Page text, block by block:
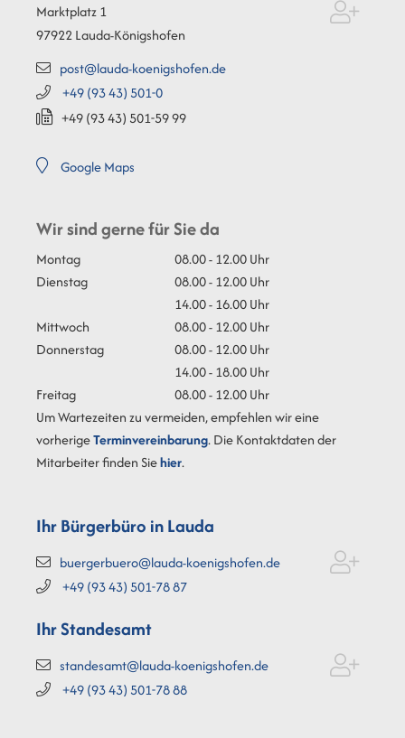
Marktplatz 1
97922Lauda-Königshofen
post@lauda-koenigshofen.de
+49 (9343) 501-0
+49 (9343) 501-5999
Google Maps
Wir sind gerne für Sie da
Montag
08.00 - 12.00 Uhr
Dienstag
08.00 - 12.00 Uhr
14.00 - 16.00 Uhr
Mittwoch
08.00 - 12.00 Uhr
Donnerstag
08.00 - 12.00 Uhr
14.00 - 18.00 Uhr
Freitag
08.00 - 12.00 Uhr
Um Wartezeiten zu vermeiden, empfehlen wir eine
vorherigeTerminvereinbarung. Die Kontaktdaten der
Mitarbeiter finden Siehier.
Ihr Bürgerbüro in Lauda
buergerbuero@lauda-koenigshofen.de
+49 (9343) 501-7887
Ihr Standesamt
standesamt@lauda-koenigshofen.de
+49 (9343) 501-7888